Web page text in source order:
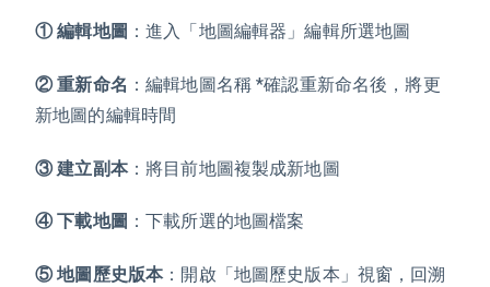
① 編輯地圖 ：進入「地圖編輯器」編輯所選地圖
② 重新命名 ：編輯地圖名稱 *確認重新命名後，將更
新地圖的編輯時間
③ 建立副本：將目前地圖複製成新地圖
④ 下載地圖 ：下載所選的地圖檔案
⑤ 地圖歷史版本：開啟「地圖歷史版本」視窗，回溯